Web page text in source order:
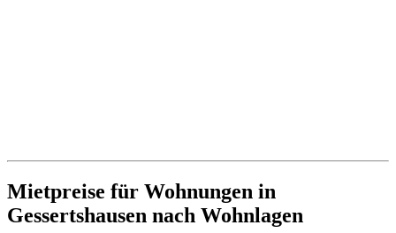
Mietpreise für Wohnungen in
Gessertshausen nach Wohnlagen